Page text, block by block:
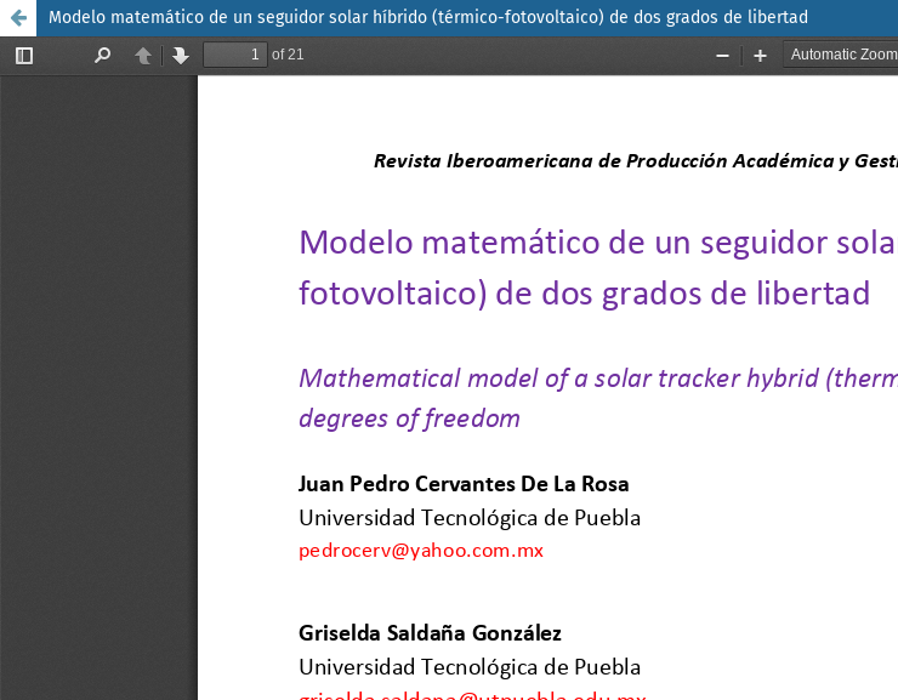
Modelo matemático de un seguidor solar híbrido (térmico-fotovoltaico) de dos grados de libertad